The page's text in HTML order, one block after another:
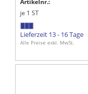
je 1 ST
Lieferzeit 13 - 16 Tage
Alle Preise exkl. MwSt.